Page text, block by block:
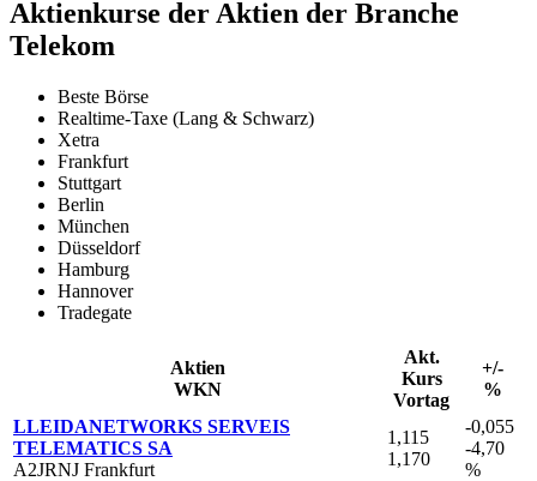
Aktienkurse der Aktien der Branche
Telekom
Beste Börse
Realtime-Taxe (Lang & Schwarz)
Xetra
Frankfurt
Stuttgart
Berlin
München
Düsseldorf
Hamburg
Hannover
Tradegate
Aktien
WKN
Akt.
Kurs
Vortag
+/-
%
LLEIDANETWORKS SERVEIS
TELEMATICS SA
A2JRNJ Frankfurt
1,115
1,170
-0,055
-4,70
%